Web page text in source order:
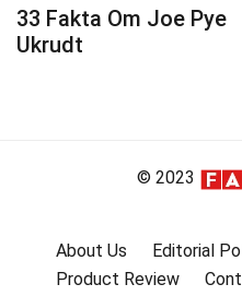
33 Fakta Om Joe Pye
Ukrudt
© 2023
About Us Editorial
Product Review